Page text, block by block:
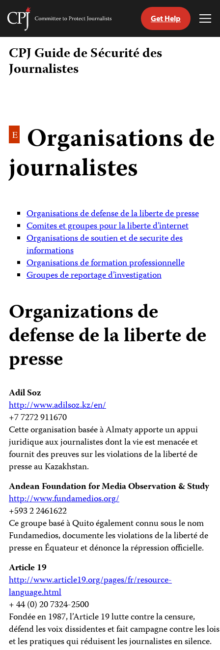
Skip
content
Committee
Journalists
Get Help
CPJ Guide de Sécurité des
Journalistes
E Organisations de
journalistes
Organisations de defense de la liberte de presse
Comites et groupes pour la liberte d’internet
Organisations de soutien et de securite des
informations
Organisations de formation professionnelle
Groupes de reportage d’investigation
Organizations de
defense de la liberte de
presse
Adil Soz
http://www.adilsoz.kz/en/
+7 7272 911670
Cette organisation basée à Almaty apporte un appui
juridique aux journalistes dont la vie est menacée et
fournit des preuves sur les violations de la liberté de
presse au Kazakhstan.
Andean Foundation for Media Observation & Study
http://www.fundamedios.org/
+593 2 2461622
Ce groupe basé à Quito également connu sous le nom
Fundamedios, documente les violations de la liberté de
presse en Équateur et dénonce la répression officielle.
Article 19
http://www.article19.org/pages/fr/resource-
language.html
+ 44 (0) 20 7324-2500
Fondée en 1987, l’Article 19 lutte contre la censure,
défend les voix dissidentes et fait campagne contre les lois
et les pratiques qui réduisent les journalistes en silence.